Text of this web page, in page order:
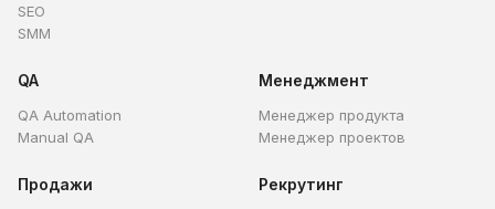
SEO
SMM
QA
QA Automation
Manual QA
Менеджмент
Менеджер продукта
Менеджер проектов
Продажи Рекрутинг